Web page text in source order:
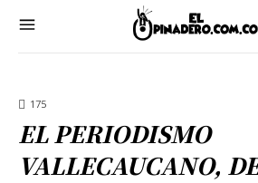
175
EL PERIODISMO
VALLECAUCANO,